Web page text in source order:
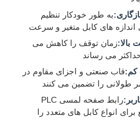
به طور خودکار تنظیم
های کابل متغیر و سرعت
بالا:زمان توقف را کاهش می
می رساند
کم:قاب صنعتی و اجزای مقاوم در
طولانی را تضمین می کنند
رابط صفحه لمسی PLC
انواع کابل های متعدد را